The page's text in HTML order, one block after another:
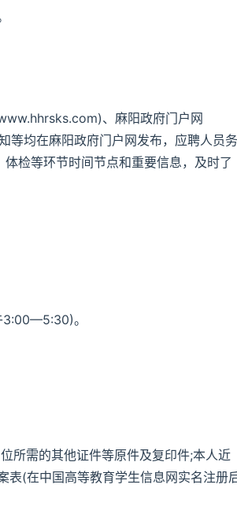
、麻阳政府门户网
均在麻阳政府门户网发布，应聘人员务
检等环节时间节点和重要信息，及时了
。
所需的其他证件等原件及复印件;本人近
表(在中国高等教育学生信息网实名注册